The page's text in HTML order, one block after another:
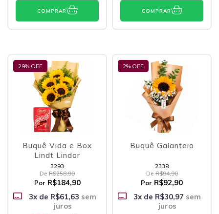
COMPRAR COMPRAR
29% OFF
Buquê Vida e Box
Lindt Lindor
3293
De R$258,90
Por R$184,90
3x de R$61,63 sem
juros
2% OFF
Buquê Galanteio
2338
De R$94,90
Por R$92,90
3x de R$30,97 sem
juros